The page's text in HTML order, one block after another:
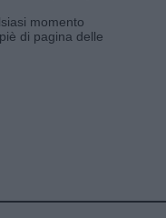
momento
di pagina delle